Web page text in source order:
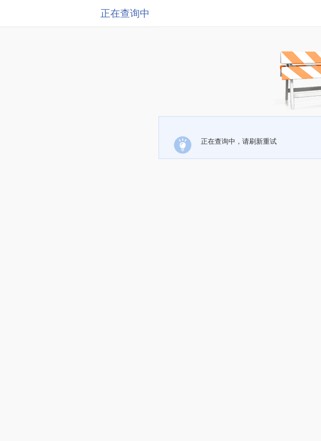
正在查询中
正在查询中，请刷新重试